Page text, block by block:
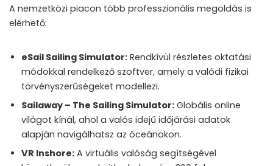
A nemzetközi piacon több professzionális megoldás is
elérhető:
eSail Sailing Simulator: Rendkívül részletes oktatási
módokkal rendelkező szoftver, amely a valódi fizikai
törvényszerűségeket modellezi.
Sailaway – The Sailing Simulator: Globális online
világot kínál, ahol a valós idejű időjárási adatok
alapján navigálhatsz az óceánokon.
VR Inshore: A virtuális valóság segítségével